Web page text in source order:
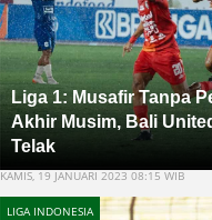
Liga 1: Musafir Tanpa
Akhir Musim, Bali
Telak
KAMIS, 19 JANUARI 2023 08:15 WIB
LIGA INDONESIA